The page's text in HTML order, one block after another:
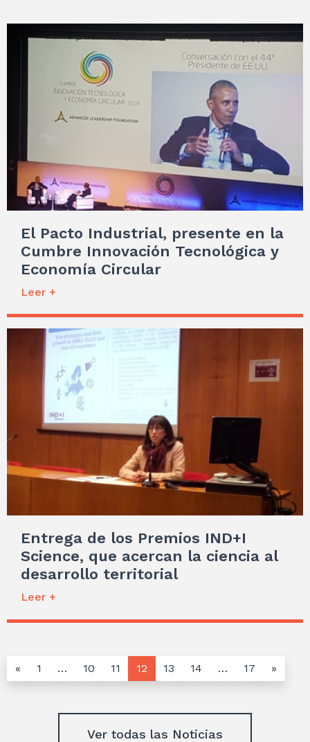
El Pacto Industrial, presente en la
Cumbre Innovación Tecnológica y
Economía Circular
Leer +
Entrega de los Premios IND+I
Science, que acercan la ciencia al
desarrollo territorial
Leer +
« 1 … 10 11 12 13 14 … 17 »
Ver todas las Noticias